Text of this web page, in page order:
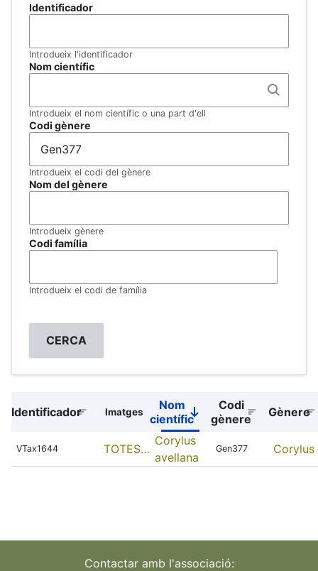
Identificador
Introdueix l'identificador
Nom científic
Introdueix el nom científic o una part d'ell
Codi gènere
Introdueix el codi del gènere
Nom del gènere
Introdueix gènere
Codi família
Introdueix el codi de família
Identificador Imatges
Nom
científicSort
descending
Codi
gènere
Gènere
VTax1644 TOTES…
Corylus
avellana
Gen377 Corylus
Contactar amb l'associació: